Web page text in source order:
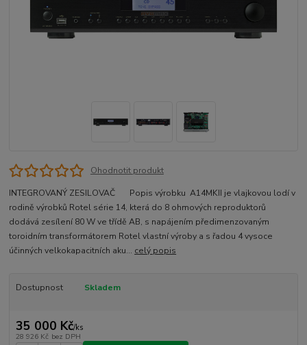
Ohodnotit produkt
INTEGROVANÝ ZESILOVAČ Popis výrobku A14MKII je vlajkovou lodí v
rodině výrobků Rotel série 14, která do 8 ohmových reproduktorů
dodává zesílení 80 W ve třídě AB, s napájením předimenzovaným
toroidním transformátorem Rotel vlastní výroby a s řadou 4 vysoce
účinných velkokapacitních aku... celý popis
Dostupnost Skladem
35 000 Kč/ks
28 926 Kč bez DPH